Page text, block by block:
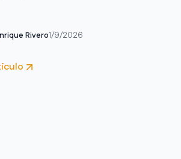
Rivero1/9/2026